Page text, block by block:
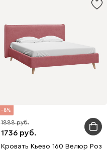
8
1736
1888
Кровать Кьево 160 Велюр